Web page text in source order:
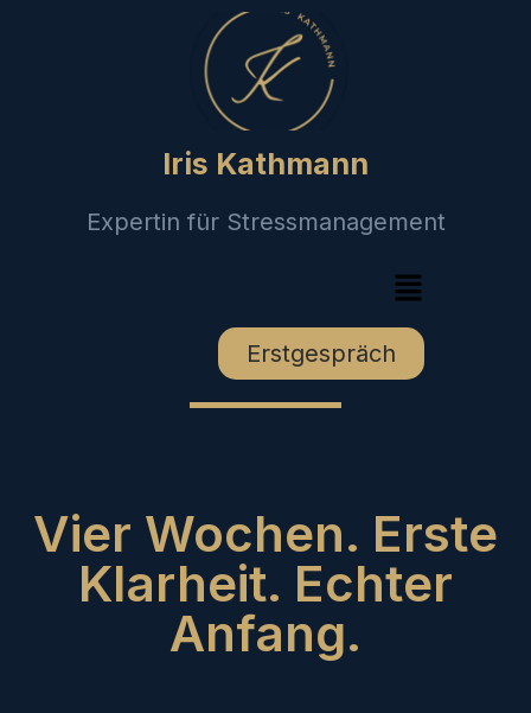
Iris Kathmann
Expertin für Stressmanagement
Erstgespräch
Vier Wochen. Erste
Klarheit. Echter
Anfang.